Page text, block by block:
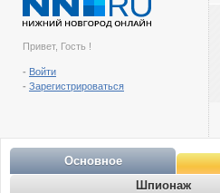
Привет, Гость !
- Войти
- Зарегистрироваться
Основное
Шпионаж